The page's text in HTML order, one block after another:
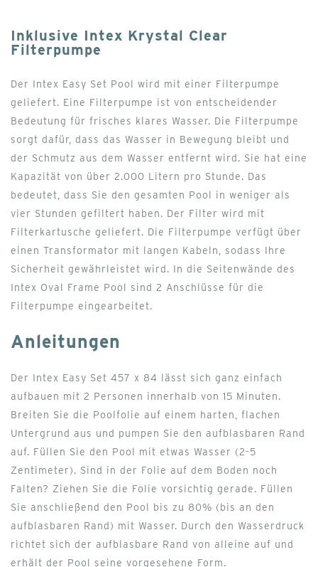
Inklusive Intex Krystal Clear
Filterpumpe
Der Intex Easy Set Pool wird mit einer Filterpumpe
geliefert. Eine Filterpumpe ist von entscheidender
Bedeutung für frisches klares Wasser. Die Filterpumpe
sorgt dafür, dass das Wasser in Bewegung bleibt und
der Schmutz aus dem Wasser entfernt wird. Sie hat eine
Kapazität von über 2.000 Litern pro Stunde. Das
bedeutet, dass Sie den gesamten Pool in weniger als
vier Stunden gefiltert haben. Der Filter wird mit
Filterkartusche geliefert. Die Filterpumpe verfügt über
einen Transformator mit langen Kabeln, sodass Ihre
Sicherheit gewährleistet wird. In die Seitenwände des
Intex Oval Frame Pool sind 2 Anschlüsse für die
Filterpumpe eingearbeitet.
Anleitungen
Der Intex Easy Set 457 x 84 lässt sich ganz einfach
aufbauen mit 2 Personen innerhalb von 15 Minuten.
Breiten Sie die Poolfolie auf einem harten, flachen
Untergrund aus und pumpen Sie den aufblasbaren Rand
auf. Füllen Sie den Pool mit etwas Wasser (2-5
Zentimeter). Sind in der Folie auf dem Boden noch
Falten? Ziehen Sie die Folie vorsichtig gerade. Füllen
Sie anschließend den Pool bis zu 80% (bis an den
aufblasbaren Rand) mit Wasser. Durch den Wasserdruck
richtet sich der aufblasbare Rand von alleine auf und
erhält der Pool seine vorgesehene Form.